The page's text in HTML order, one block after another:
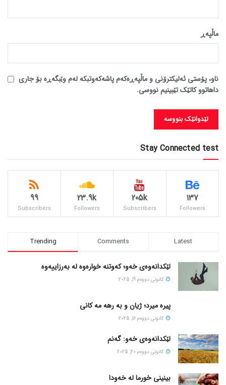
ماڵپه‌ڕ
ناو، پۆستی ئەلیکترۆنی و ماڵپەڕەکەم پاشەکەوتبکە لەم وێبگەڕە بۆ جاری
داهاتوو کاتێک تێبینیم نووسی.
Stay Connected test
137
Followers
205k
Subscribers
23.9k
Followers
99
Subscribers
Trending Comments Latest
لێکدانەوەی خەو؛ کەوتنە خوارەوە لە بەرزاییەوە
كانونی دووه‌م 19, 2025
پیره میرد؛ ژیان و به رهه مه کانی
كانونی دووه‌م 16, 2025
لێکدانەوەی خەو: گەنم
كانونی دووه‌م 20, 2025
بینینی خورما لە خەودا